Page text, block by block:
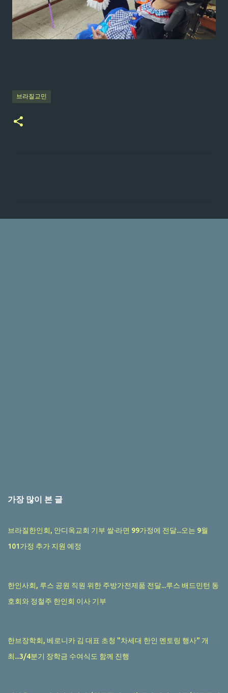
브라질교민
가장 많이 본 글
브라질한인회, 안디옥교회 기부 쌀·라면 99가정에 전달...오는 9월
101가정 추가 지원 예정
한인사회, 루스 공원 직원 위한 주방가전제품 전달...루스 배드민턴 동
호회와 정철주 한인회 이사 기부
한브장학회, 베로니카 김 대표 초청 "차세대 한인 멘토링 행사" 개
최...3/4분기 장학금 수여식도 함께 진행